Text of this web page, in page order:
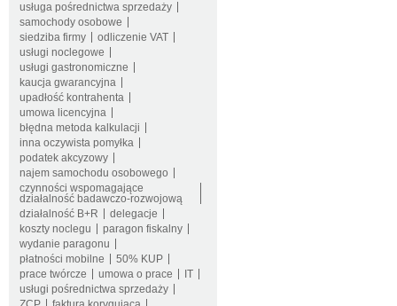
usługa pośrednictwa sprzedaży
samochody osobowe
siedziba firmy
odliczenie VAT
usługi noclegowe
usługi gastronomiczne
kaucja gwarancyjna
upadłość kontrahenta
umowa licencyjna
błędna metoda kalkulacji
inna oczywista pomyłka
podatek akcyzowy
najem samochodu osobowego
czynności wspomagające
działalność badawczo-rozwojową
działalność B+R
delegacje
koszty noclegu
paragon fiskalny
wydanie paragonu
płatności mobilne
50% KUP
prace twórcze
umowa o prace
IT
usługi pośrednictwa sprzedaży